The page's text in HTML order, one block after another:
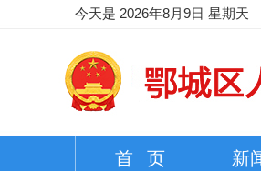
今天是 2026年8月9日 星期天
首 页 新